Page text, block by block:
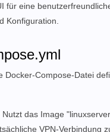
für eine
Konfiguration.
Docker-Compose-Datei
Nutzt das Image
VPN-Verbindung